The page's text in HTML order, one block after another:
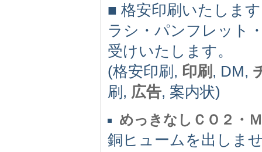
■ 格安印刷いたしま
ラシ・パンフレット
受けいたします。
(格安印刷, 印刷 , DM,
刷, 広告, 案内状)
めっきなしＣＯ２・
銅ヒュームを出しま